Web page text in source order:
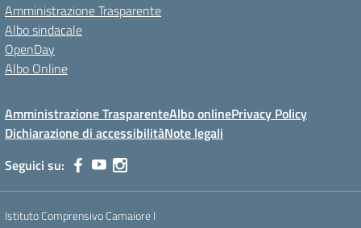
Amministrazione Trasparente
Albo sindacale
OpenDay
Albo Online
Amministrazione TrasparenteAlbo onlinePrivacy Policy
Dichiarazione di accessibilitàNote legali
Seguici su:
Istituto Comprensivo Camaiore I